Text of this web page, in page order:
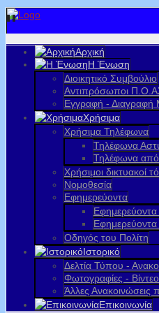
Αρχική
Η Ένωση
Διοικητικό Συμβούλιο
Αντιπρόσωποι
Εγγραφή - Διαγραφή
Χρήσιμα
Χρήσιμα Τηλέφωνα
Τηλέφωνα
Τηλέφωνα από
Χρήσιμοι δικτυακοί
Νομοθεσία
Εφημερεύοντα
Οδηγός του Πολίτη
Ιστορικό
Δελτία Τύπου -
Φωτογραφίες - Βίντεο
Άλλες Ανακοινώσεις
Επικοινωνία